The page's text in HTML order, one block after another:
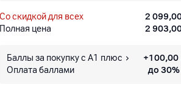
со скидкой для всех 2
Полная цена
2
Баллы за покупку с А1 плюс +100,00
Оплата баллами
до 30%